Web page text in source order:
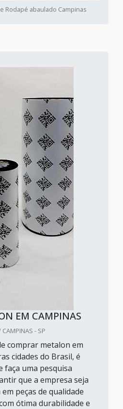
Rodapé abaulado Campinas
EM CAMPINAS
CAMPINAS - SP
comprar metalon em
cidades do Brasil, é
faça uma pesquisa
que a empresa seja
peças de qualidade
ótima durabilidade e